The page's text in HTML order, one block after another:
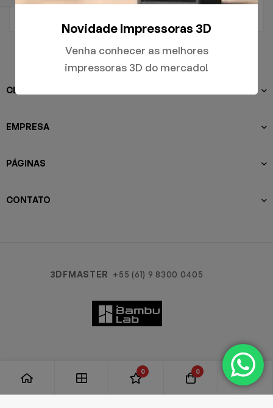
CLIENTES
EMPRESA
PÁGINAS
CONTATO
3DFMASTER +55 (61) 9 8300 0405
Novidade Impressoras 3D
Venha conhecer as melhores
impressoras 3D do mercado!
0 0